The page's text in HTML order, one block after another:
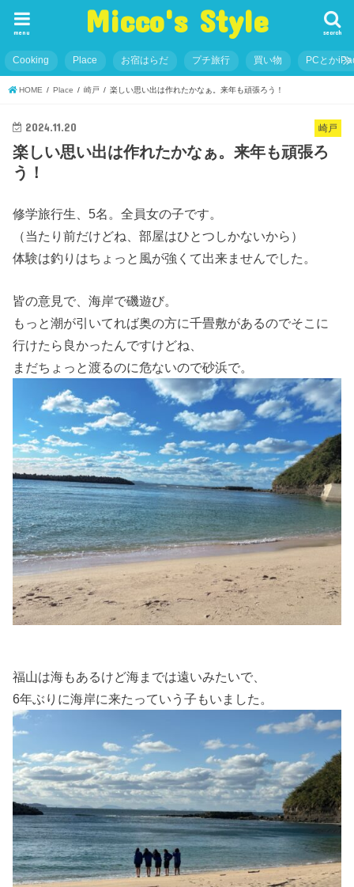
Micco's Style search
menu
Cooking Place お宿はらだ プチ旅行 買い物 PCとか
HOME Place 崎戸 楽しい思い出は作れたかなぁ。来年も頑張ろう！
崎戸
2024.11.20
楽しい思い出は作れたかなぁ。来年も頑張ろ
う！
修学旅行生、5名。全員女の子です。
（当たり前だけどね、部屋はひとつしかないから）
体験は釣りはちょっと風が強くて出来ませんでした。
皆の意見で、海岸で磯遊び。
もっと潮が引いてれば奥の方に千畳敷があるのでそこに
行けたら良かったんですけどね、
まだちょっと渡るのに危ないので砂浜で。
福山は海もあるけど海までは遠いみたいで、
6年ぶりに海岸に来たっていう子もいました。